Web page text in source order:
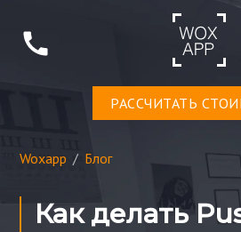
РАСCЧИТАТЬ
Woxapp / Блог
Как делать